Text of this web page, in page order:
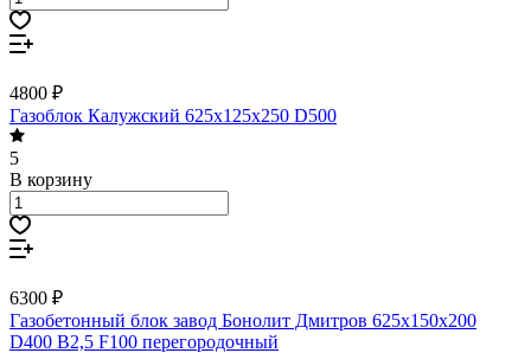
4800 ₽
Газоблок Калужский 625х125х250 D500
5
В корзину
6300 ₽
Газобетонный блок завод Бонолит Дмитров 625х150х200
D400 В2,5 F100 перегородочный